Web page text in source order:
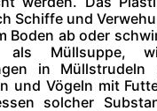
Schiffe und
Boden ab oder
als Müllsuppe,
in Müllstrudeln
und Vögeln mit
solcher